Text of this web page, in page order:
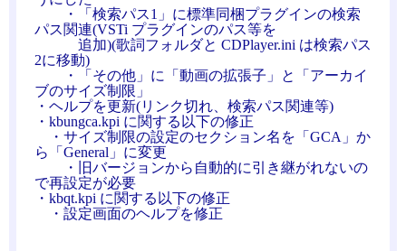
・「検索パス1」に標準同梱プラグインの検索
パス関連(VSTi プラグインのパス等を
追加)(歌詞フォルダと CDPlayer.ini は検索パス
2に移動)
・「その他」に「動画の拡張子」と「アーカイ
ブのサイズ制限」
・ヘルプを更新(リンク切れ、検索パス関連等)
・kbungca.kpi に関する以下の修正
・サイズ制限の設定のセクション名を「GCA」か
ら「General」に変更
・旧バージョンから自動的に引き継がれないの
で再設定が必要
・kbqt.kpi に関する以下の修正
・設定画面のヘルプを修正